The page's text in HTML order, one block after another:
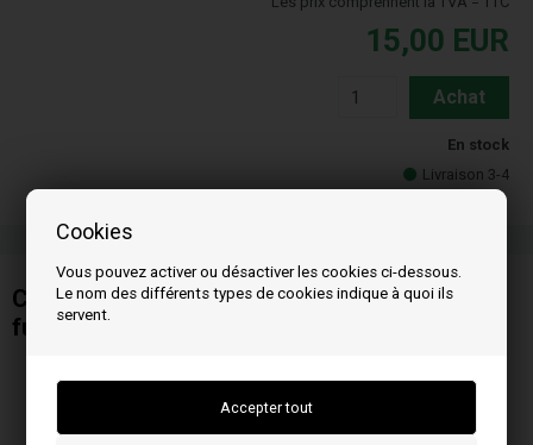
Cookies
Vous pouvez activer ou désactiver les cookies ci-dessous.
Le nom des différents types de cookies indique à quoi ils
servent.
15,00 EUR
Achat
En stock
Livraison 3-4
Condensateur 1 uF pour extracteur de
fumées ou ventilateur centrifuge